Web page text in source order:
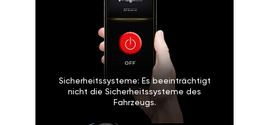
Sicherheitssysteme: Es beeinträchtigt
nicht die Sicherheitssysteme des
Fahrzeugs.